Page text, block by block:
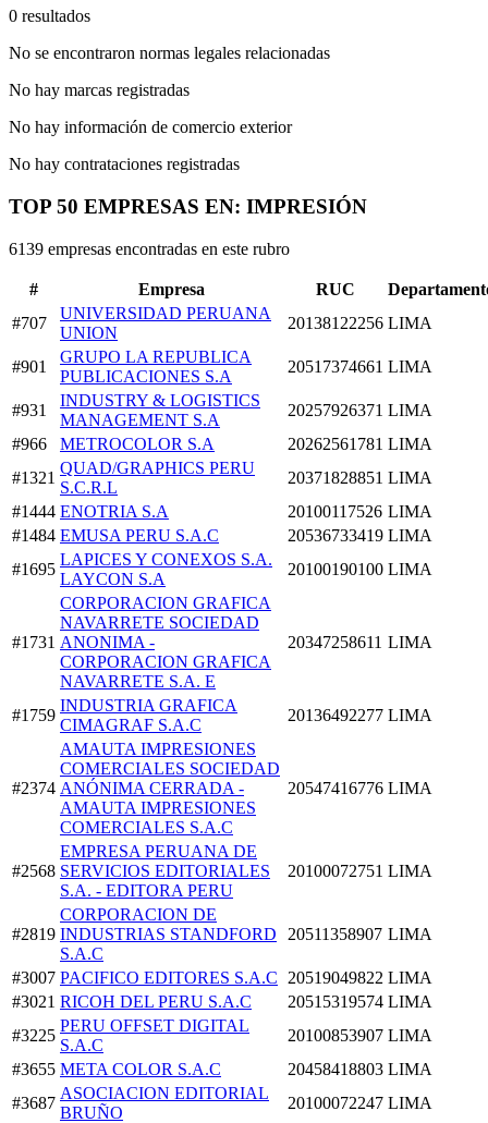
0 resultados
No se encontraron normas legales relacionadas
No hay marcas registradas
No hay información de comercio exterior
No hay contrataciones registradas
TOP 50 EMPRESAS EN: IMPRESIÓN
6139 empresas encontradas en este rubro
# Empresa RUC
#707
UNIVERSIDAD PERUANA
UNION
20138122256 LIMA
#901
GRUPO LA REPUBLICA
PUBLICACIONES S.A
20517374661 LIMA
#931
INDUSTRY & LOGISTICS
MANAGEMENT S.A
20257926371 LIMA
#966
METROCOLOR S.A 20262561781 LIMA
#1321
QUAD/GRAPHICS PERU
S.C.R.L
20371828851 LIMA
#1444 ENOTRIA S.A 20100117526 LIMA
#1484 EMUSA PERU S.A.C 20536733419 LIMA
#1695
LAPICES Y CONEXOS S.A.
LAYCON S.A
20100190100 LIMA
#1731
CORPORACION GRAFICA
NAVARRETE SOCIEDAD
ANONIMA -
CORPORACION GRAFICA
NAVARRETE S.A. E
20347258611 LIMA
#1759
INDUSTRIA GRAFICA
CIMAGRAF S.A.C
20136492277 LIMA
#2374
AMAUTA IMPRESIONES
COMERCIALES SOCIEDAD
ANÓNIMA CERRADA -
AMAUTA IMPRESIONES
COMERCIALES S.A.C
20547416776 LIMA
#2568
EMPRESA PERUANA DE
SERVICIOS EDITORIALES
S.A. - EDITORA PERU
20100072751 LIMA
#2819
CORPORACION DE
INDUSTRIAS STANDFORD
S.A.C
20511358907 LIMA
#3007 PACIFICO EDITORES S.A.C 20519049822 LIMA
#3021 RICOH DEL PERU S.A.C 20515319574 LIMA
#3225
PERU OFFSET DIGITAL
S.A.C
20100853907 LIMA
#3655 META COLOR S.A.C 20458418803 LIMA
#3687
ASOCIACION EDITORIAL
BRUÑO
20100072247 LIMA